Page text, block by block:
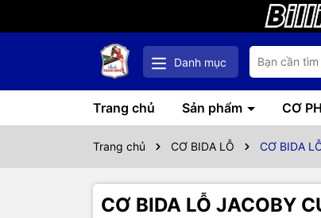
Danh mục
Trang chủ Sản phẩm CƠ
Trang chủ CƠ BIDA LỖ CƠ BIDA
CƠ BIDA LỖ JACOBY